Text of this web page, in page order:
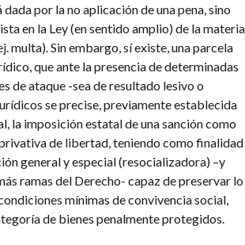
por la no aplicación de una pena, sino
en la Ley (en sentido amplio) de la materia
multa). Sin embargo, sí existe, una parcela
que ante la presencia de determinadas
de ataque -sea de resultado lesivo o
se precise, previamente establecida
la imposición estatal de una sanción como
de libertad, teniendo como finalidad
general y especial (resocializadora) –y
ramas del Derecho- capaz de preservar lo
mínimas de convivencia social,
de bienes penalmente protegidos.